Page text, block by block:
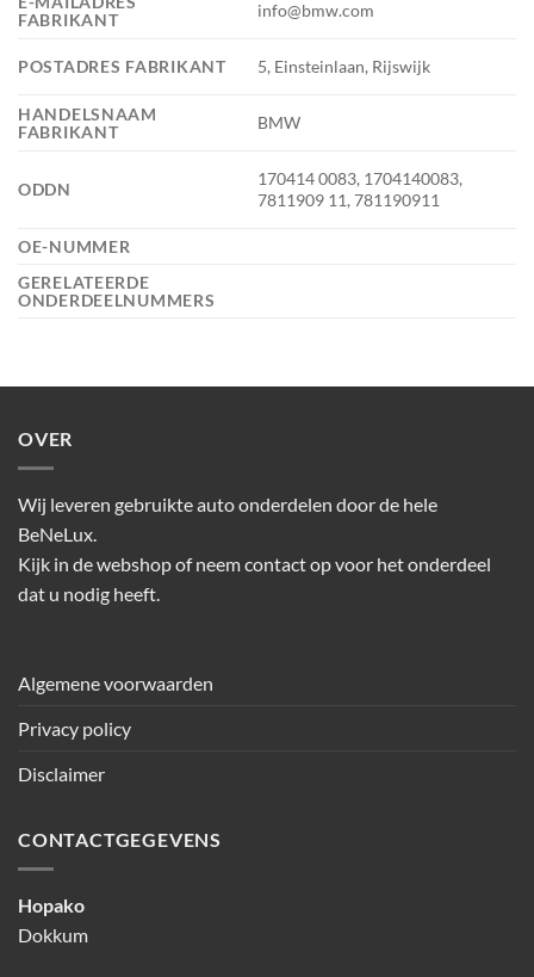
FABRIKANT
info@bmw.com
POSTADRES FABRIKANT 5, Einsteinlaan, Rijswijk
HANDELSNAAM
FABRIKANT
BMW
ODDN
170414 0083, 1704140083,
7811909 11, 781190911
OE-NUMMER
GERELATEERDE
ONDERDEELNUMMERS
OVER
Wij leveren gebruikte auto onderdelen door de hele
BeNeLux.
Kijk in de webshop of neem contact op voor het onderdeel
dat u nodig heeft.
Algemene voorwaarden
Privacy policy
Disclaimer
CONTACTGEGEVENS
Hopako
Dokkum